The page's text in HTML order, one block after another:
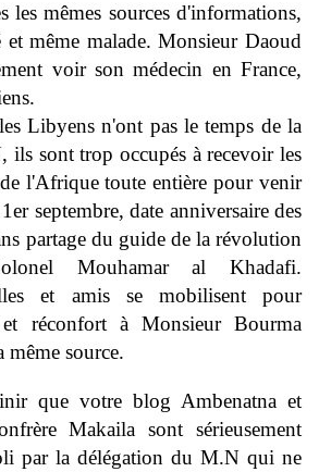
les mêmes sources d'informations,
et même malade. Monsieur Daoud
voir son médecin en France,
Libyens n'ont pas le temps de la
ils sont trop occupés à recevoir les
l'Afrique toute entière pour venir
septembre, date anniversaire des
partage du guide de la révolution
Mouhamar al Khadafi.
et amis se mobilisent pour
réconfort à Monsieur Bourma
source.
que votre blog Ambenatna et
Makaila sont sérieusement
par la délégation du M.N qui ne